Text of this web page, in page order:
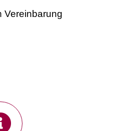
Vereinbarung